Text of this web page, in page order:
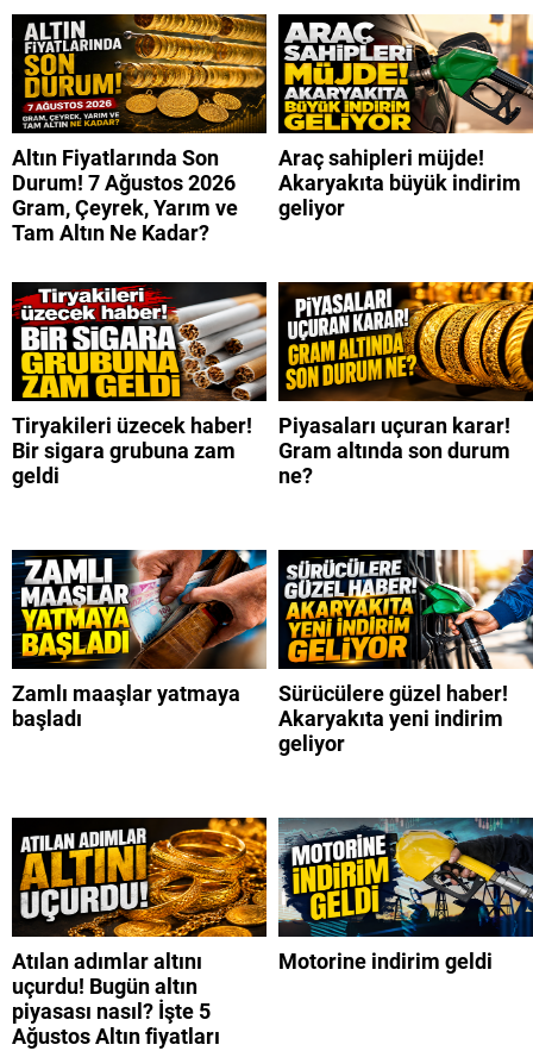
Altın Fiyatlarında Son
Durum! 7 Ağustos 2026
Gram, Çeyrek, Yarım ve
Tam Altın Ne Kadar?
Araç sahipleri müjde!
Akaryakıta büyük indirim
geliyor
Tiryakileri üzecek haber!
Bir sigara grubuna zam
geldi
Piyasaları uçuran karar!
Gram altında son durum
ne?
Zamlı maaşlar yatmaya
başladı
Sürücülere güzel haber!
Akaryakıta yeni indirim
geliyor
Atılan adımlar altını
uçurdu! Bugün altın
piyasası nasıl? İşte 5
Ağustos Altın fiyatları
Motorine indirim geldi